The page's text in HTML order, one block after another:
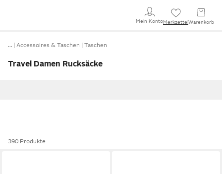
Mein KontoMerkzettel Warenkorb
… Accessoires & Taschen Taschen
Travel Damen Rucksäcke
390 Produkte